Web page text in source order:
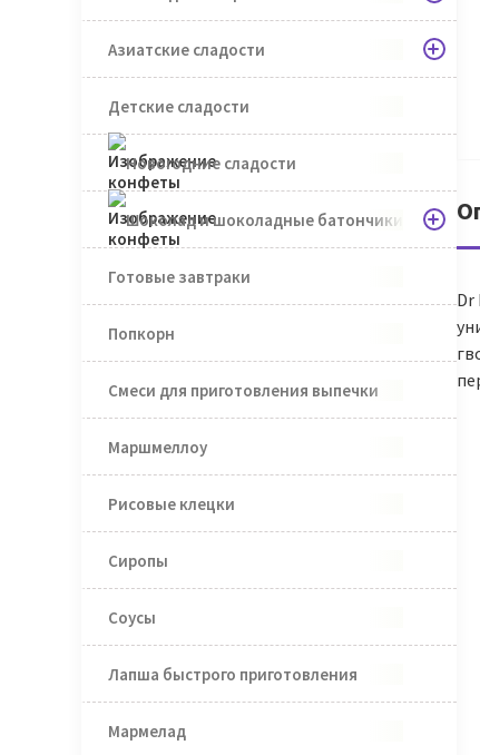
Азиатские сладости
Детские сладости
Новогодние сладости
Шоколад и шоколадные батончики
Готовые завтраки
Попкорн
Смеси для приготовления выпечки
Маршмеллоу
Рисовые клецки
Сиропы
Соусы
Лапша быстрого приготовления
Мармелад
Dr